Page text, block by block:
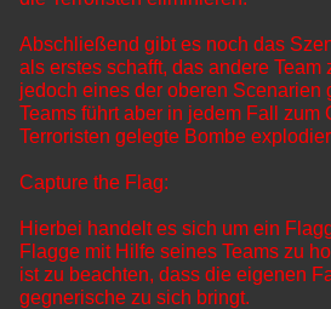
Abschließend gibt es noch das
als erstes schafft, das andere
jedoch eines der oberen
Teams führt aber in jedem Fall
Terroristen gelegte Bombe
Capture the Flag:
Hierbei handelt es sich um ein
Flagge mit Hilfe seines Teams zu
ist zu beachten, dass die eigenen
gegnerische zu sich bringt.